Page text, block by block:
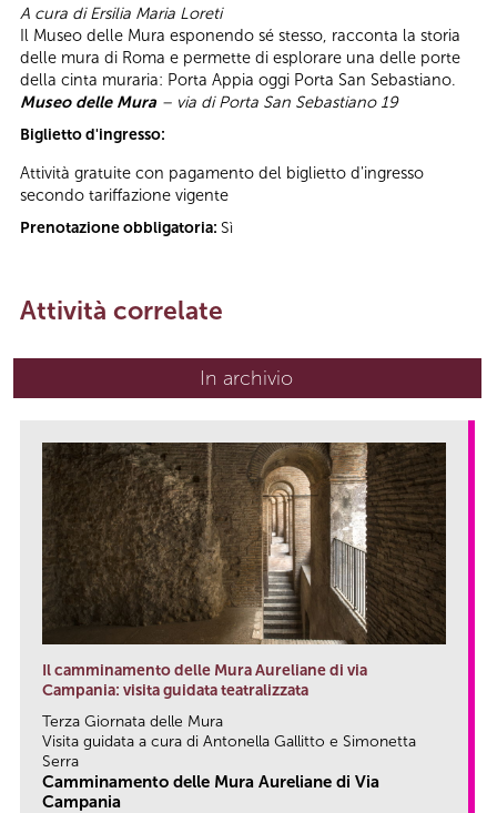
A cura di Ersilia Maria Loreti
Il Museo delle Mura esponendo sé stesso, racconta la storia
delle mura di Roma e permette di esplorare una delle porte
della cinta muraria: Porta Appia oggi Porta San Sebastiano.
Museo delle Mura – via di Porta San Sebastiano 19
Biglietto d'ingresso:
Attività gratuite con pagamento del biglietto d'ingresso
secondo tariffazione vigente
Prenotazione obbligatoria: Sì
Attività correlate
In archivio
Il camminamento delle Mura Aureliane di via
Campania: visita guidata teatralizzata
Terza Giornata delle Mura
Visita guidata a cura di Antonella Gallitto e Simonetta
Serra
Camminamento delle Mura Aureliane di Via
Campania